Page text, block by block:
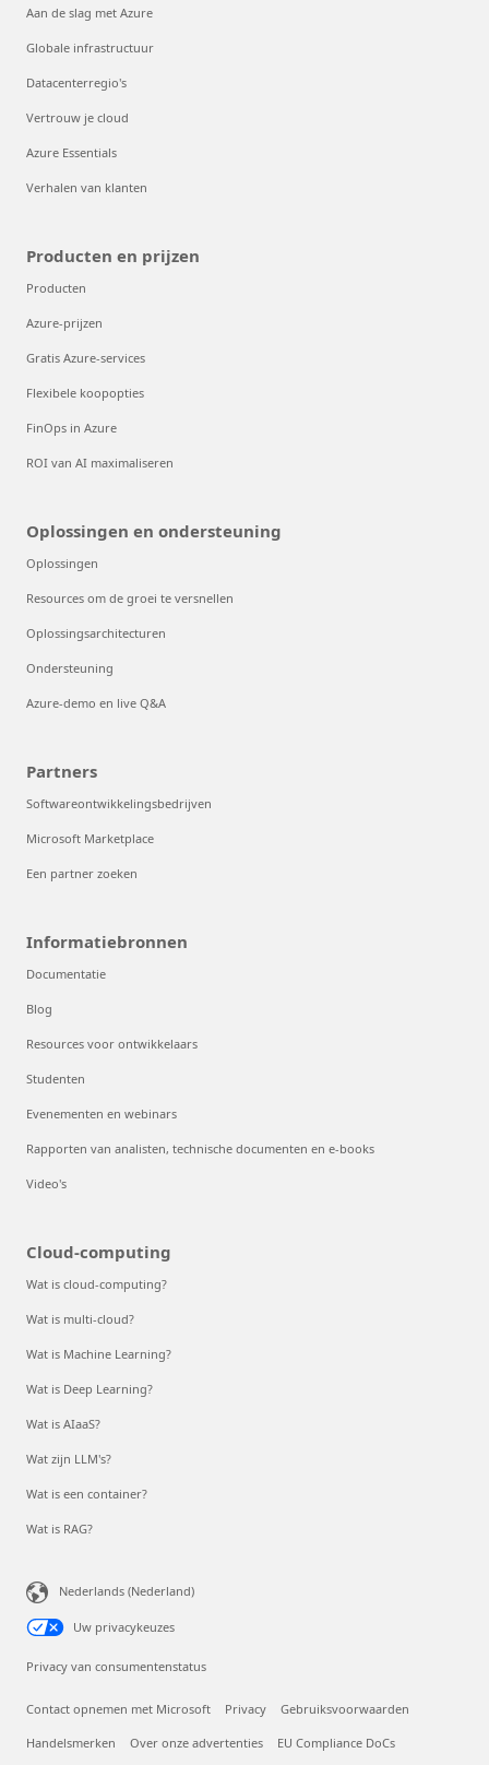
Aan de slag met Azure
Globale infrastructuur
Datacenterregio's
Vertrouw je cloud
Azure Essentials
Verhalen van klanten
Producten en prijzen
Producten
Azure-prijzen
Gratis Azure-services
Flexibele koopopties
FinOps in Azure
ROI van AI maximaliseren
Oplossingen en ondersteuning
Oplossingen
Resources om de groei te versnellen
Oplossingsarchitecturen
Ondersteuning
Azure-demo en live Q&A
Partners
Softwareontwikkelingsbedrijven
Microsoft Marketplace
Een partner zoeken
Informatiebronnen
Documentatie
Blog
Resources voor ontwikkelaars
Studenten
Evenementen en webinars
Rapporten van analisten, technische documenten en e-books
Video's
Cloud-computing
Wat is cloud-computing?
Wat is multi-cloud?
Wat is Machine Learning?
Wat is Deep Learning?
Wat is AIaaS?
Wat zijn LLM's?
Wat is een container?
Wat is RAG?
Nederlands (Nederland)
Uw privacykeuzes
Privacy van consumentenstatus
Contact opnemen met Microsoft Privacy Gebruiksvoorwaarden
Handelsmerken Over onze advertenties EU Compliance DoCs